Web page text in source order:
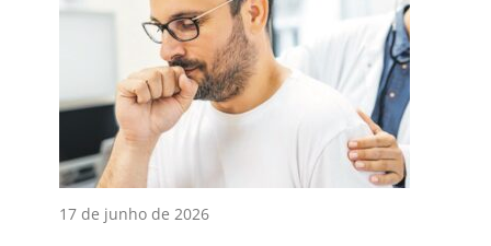
17 de junho de 2026